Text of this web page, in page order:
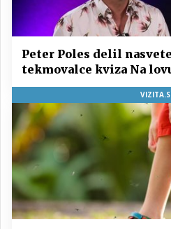
Peter Poles delil nasvete
tekmovalce kviza Na